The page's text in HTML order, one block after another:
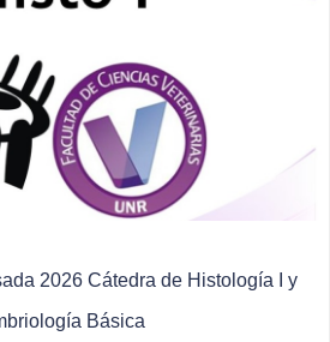
2026 Cátedra de Histología I y
Básica